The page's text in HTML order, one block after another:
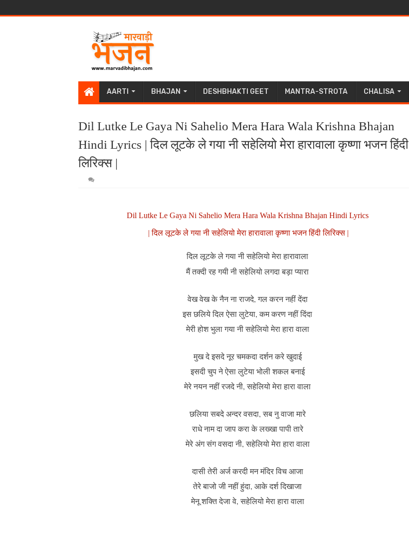
AARTI BHAJAN DESHBHAKTI GEET MANTRA-STROTA CHALISA
Dil Lutke Le Gaya Ni Sahelio Mera Hara Wala Krishna Bhajan
Hindi Lyrics | दिल लूटके ले गया नी सहेलियो मेरा हारावाला कृष्णा भजन हिंदी
लिरिक्स |
Dil Lutke Le Gaya Ni Sahelio Mera Hara Wala Krishna Bhajan Hindi Lyrics
| दिल लूटके ले गया नी सहेलियो मेरा हारावाला कृष्णा भजन हिंदी लिरिक्स |
दिल लूटके ले गया नी सहेलियो मेरा हारावाला
मैं तक्दी रह गयी नी सहेलियो लगदा बड़ा प्यारा
वेख वेख के नैन ना राजदे, गल करन नहीं देंदा
इस छलिये दिल ऐसा लुटेया, कम करण नहीं दिंदा
मेरी होश भुला गया नी सहेलियो मेरा हारा वाला
मुख दे इसदे नूर चमकदा दर्शन करे खुदाई
इसदी चुप ने ऐसा लुटेया भोली शकल बनाई
मेरे नयन नहीं रजदे नी, सहेलियो मेरा हारा वाला
छलिया सबदे अन्दर वसदा, सब नु वाजा मारे
राधे नाम दा जाप करा के लख्खा पापी तारे
मेरे अंग संग वसदा नी, सहेलियो मेरा हारा वाला
दासी तेरी अर्ज करदी मन मंदिर विच आजा
तेरे बाजो जी नहीं हुंदा, आके दर्श दिखाजा
मेनू शक्ति देजा वे, सहेलियो मेरा हारा वाला